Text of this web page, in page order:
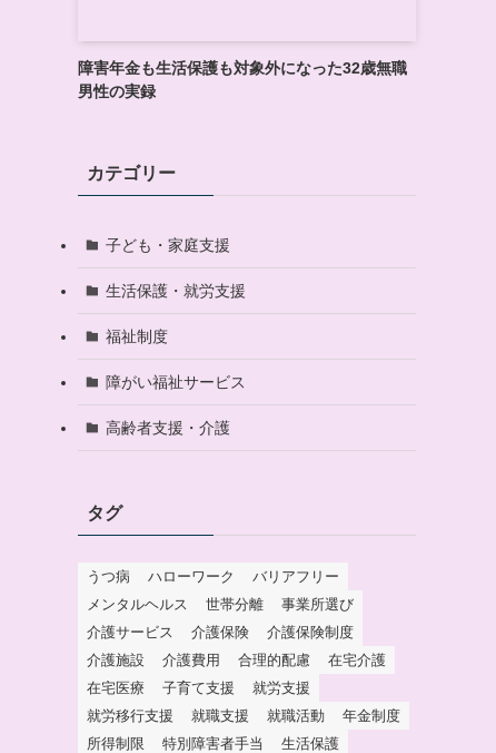
障害年金も生活保護も対象外になった32歳無職
男性の実録
カテゴリー
子ども・家庭支援
生活保護・就労支援
福祉制度
障がい福祉サービス
高齢者支援・介護
タグ
うつ病 ハローワーク
バリアフリー
メンタルヘルス
世帯分離
事業所選び
介護サービス
介護保険
介護保険制度
介護施設
介護費用 合理的配慮
在宅介護
在宅医療
子育て支援
就労支援
就労移行支援
就職支援 就職活動
年金制度
所得制限
特別障害者手当
生活保護